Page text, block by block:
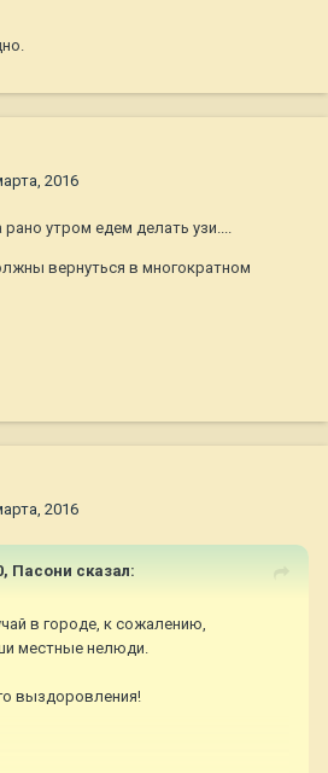
2016
утром едем делать узи....
вернуться в многократном
2016
Пасони сказал:
в городе, к сожалению,
местные нелюди.
выздоровления!